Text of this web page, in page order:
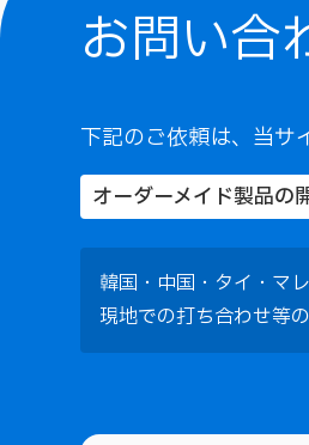
お問い合
下記のご依頼は、当サ
オーダーメイド製品の
韓国・中国・タイ・マ
現地での打ち合わせ等